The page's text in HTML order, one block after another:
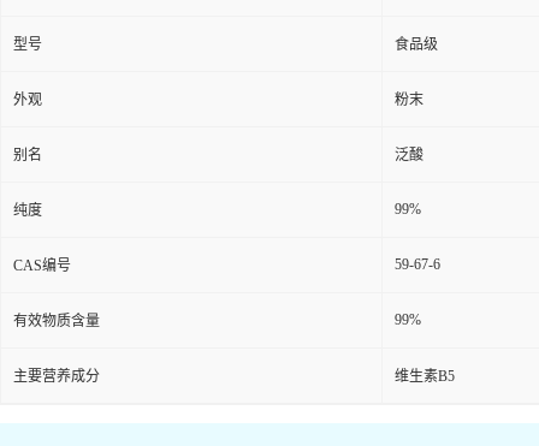
型号 食品级
外观 粉末
别名 泛酸
纯度 99%
CAS编号 59-67-6
有效物质含量 99%
主要营养成分 维生素B5